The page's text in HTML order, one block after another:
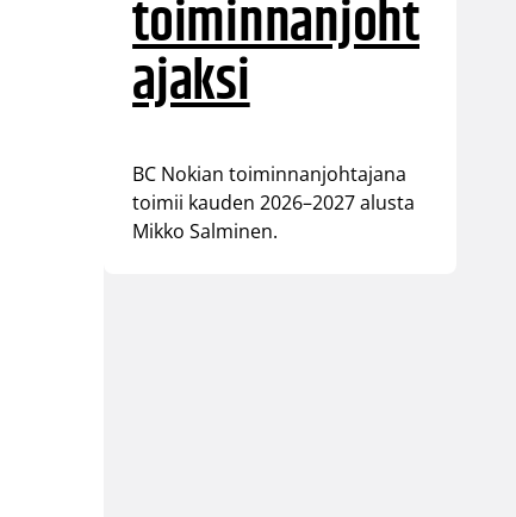
toiminnanjoht
ajaksi
BC Nokian toiminnanjohtajana
toimii kauden 2026–2027 alusta
Mikko Salminen.